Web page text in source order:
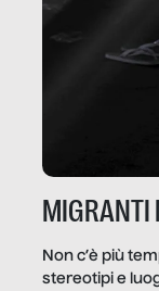
MIGRANTI
Non c’è più
stereotipi e